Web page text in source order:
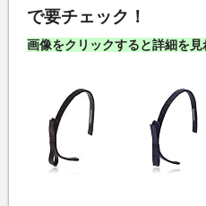
で要チェック！
画像をクリックすると詳細を見